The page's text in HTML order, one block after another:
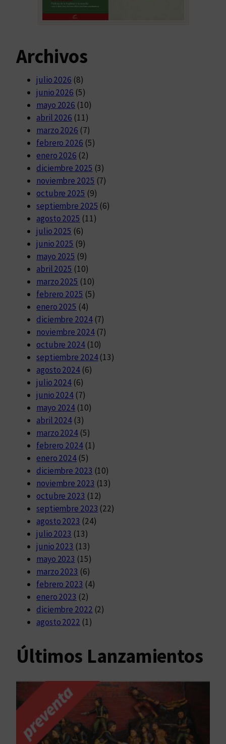
Archivos
julio 2026 (8)
junio 2026 (5)
mayo 2026 (10)
abril 2026 (11)
marzo 2026 (7)
febrero 2026 (5)
enero 2026 (2)
diciembre 2025 (3)
noviembre 2025 (7)
octubre 2025 (9)
septiembre 2025 (6)
agosto 2025 (11)
julio 2025 (6)
junio 2025 (9)
mayo 2025 (9)
abril 2025 (10)
marzo 2025 (10)
febrero 2025 (5)
enero 2025 (4)
diciembre 2024(7)
noviembre 2024(7)
octubre 2024(10)
septiembre 2024(13)
agosto 2024(6)
julio 2024 (6)
junio 2024 (7)
mayo 2024 (10)
abril 2024 (3)
marzo 2024 (5)
febrero 2024(1)
enero 2024 (5)
diciembre 2023 (10)
noviembre 2023 (13)
octubre 2023 (12)
septiembre 2023 (22)
agosto 2023 (24)
julio 2023 (13)
junio 2023 (13)
mayo 2023 (15)
marzo 2023 (6)
febrero 2023 (4)
enero 2023 (2)
diciembre 2022 (2)
agosto 2022 (1)
Últimos Lanzamientos